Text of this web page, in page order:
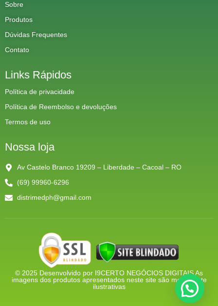
Sobre
Produtos
Dúvidas Frequentes
Contato
Links Rápidos
Política de privacidade
Política de Reembolso e devoluções
Termos de uso
Nossa loja
Av Castelo Branco 19209 – Liberdade – Cacoal – RO
(69) 99960-6296
distrimedph@gmail.com
© 2025 Desenvolvido por I9CERTO NEGÓCIOS DIGITAISAs
imagens dos produtos apresentados neste site são meramente
ilustrativas